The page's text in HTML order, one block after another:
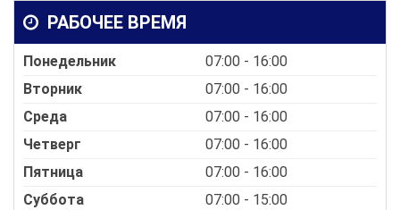
РАБОЧЕЕ ВРЕМЯ
Понедельник
07:00 - 16:00
Вторник
07:00 - 16:00
Среда
07:00 - 16:00
Четверг
07:00 - 16:00
Пятница
07:00 - 16:00
Суббота
07:00 - 15:00